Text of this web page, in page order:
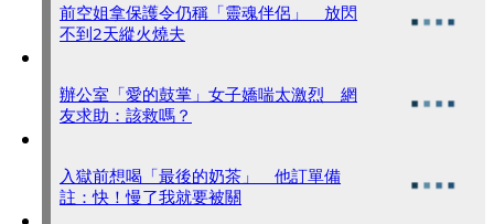
前空姐拿保護令仍稱「靈魂伴侶」 放閃
不到2天縱火燒夫
辦公室「愛的鼓掌」女子嬌喘太激烈 網
友求助：該救嗎？
入獄前想喝「最後的奶茶」 他訂單備
註：快！慢了我就要被關